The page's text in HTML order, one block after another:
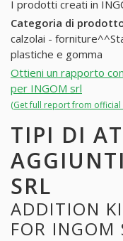
I prodotti creati in
Categoria di
calzolai -
plastiche e gomma
Ottieni un rapporto
per INGOM srl
(Get full report from official
TIPI DI
SRL
ADDITION
FOR INGOM